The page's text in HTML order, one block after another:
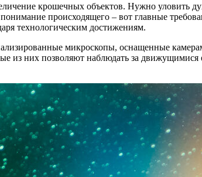
крошечных объектов. Нужно уловить
происходящего – вот главные
технологическим достижениям.
микроскопы, оснащенные
из них позволяют наблюдать за